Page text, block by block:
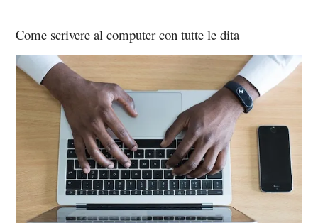
Come scrivere al computer con tutte le dita